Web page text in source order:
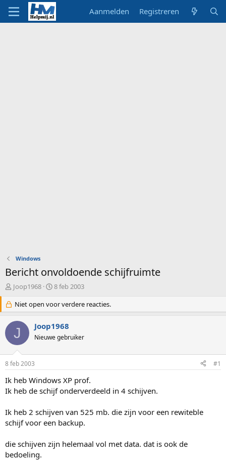
Aanmelden Registreren
Windows
Bericht onvoldoende schijfruimte
O
d
e
r
w
e
p
s
t
a
r
e
r
Joop1968
S
a
r
t
d
a
m
8 feb 2003
Niet open voor verdere reacties.
J Joop1968
Nieuwe gebruiker
8 feb 2003 #1
Ik heb Windows XP prof.
Ik heb de schijf onderverdeeld in 4 schijven.
Ik heb 2 schijven van 525 mb. die zijn voor een rewiteble
schijf voor een backup.
die schijven zijn helemaal vol met data. dat is ook de
bedoeling.